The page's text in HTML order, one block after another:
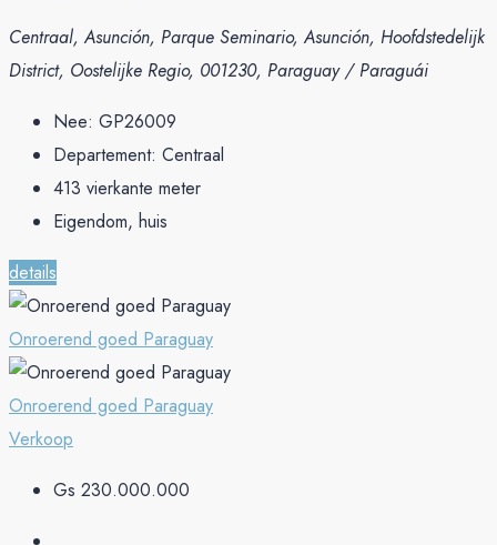
Centraal, Asunción, Parque Seminario, Asunción, Hoofdstedelijk
District, Oostelijke Regio, 001230, Paraguay / Paraguái
Nee: GP26009
Departement: Centraal
413 vierkante meter
Eigendom, huis
details
Onroerend goed Paraguay
Onroerend goed Paraguay
Verkoop
Gs 230.000.000